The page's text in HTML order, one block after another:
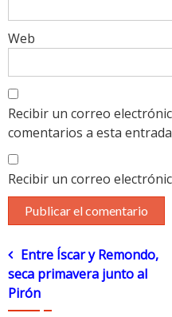
Web
Recibir un correo
comentarios a esta
Recibir un correo
Navegación
de
Entre Íscar y Remondo,
seca primavera junto al
Pirón